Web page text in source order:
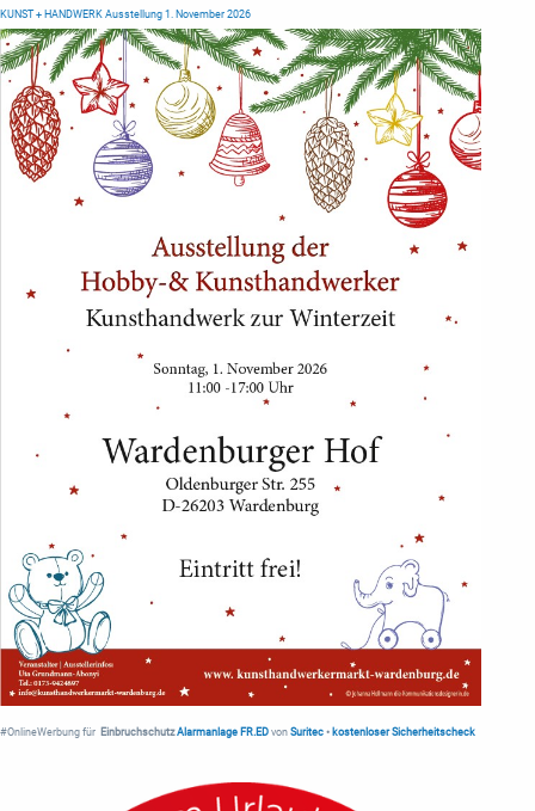
KUNST + HANDWERK Ausstellung 1. November 2026
#OnlineWerbung für Einbruchschutz Alarmanlage FR.ED von Suritec • kostenloser Sicherheitscheck